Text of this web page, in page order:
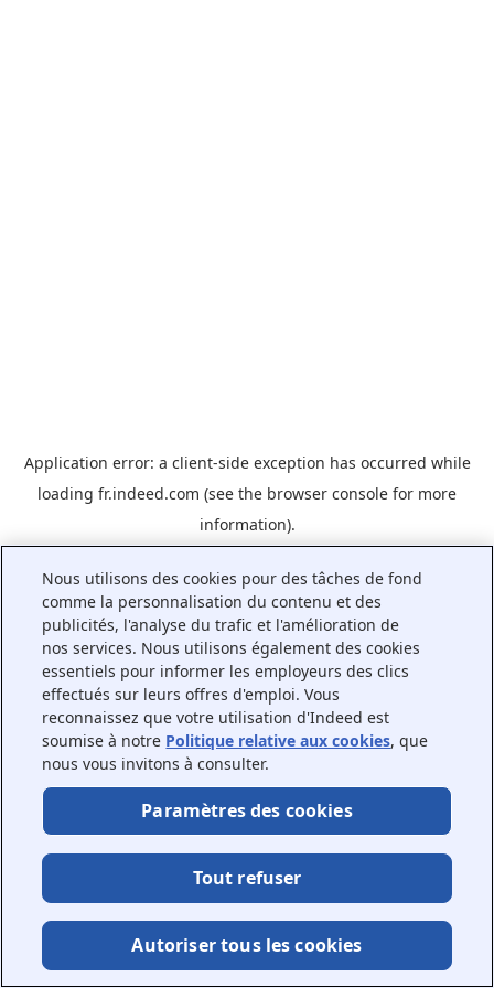
Application error: a client-side exception has occurred while
loading fr.indeed.com (see the browser console for more
information).
Nous utilisons des cookies pour des tâches de fond
comme la personnalisation du contenu et des
publicités, l'analyse du trafic et l'amélioration de
nos services. Nous utilisons également des cookies
essentiels pour informer les employeurs des clics
effectués sur leurs offres d'emploi. Vous
reconnaissez que votre utilisation d'Indeed est
soumise à notre Politique relative aux cookies, que
nous vous invitons à consulter.
Paramètres des cookies
Tout refuser
Autoriser tous les cookies